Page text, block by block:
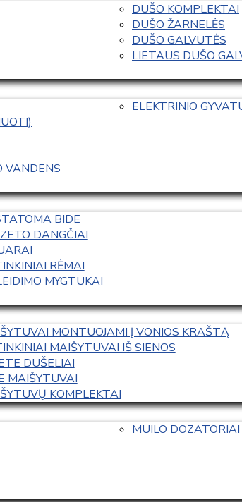
DUŠO KOMPLEKTAI
DUŠO ŽARNELĖS
DUŠO GALVUTĖS
LIETAUS DUŠO
VANDENS
ELEKTRINIO
BIDE
DANGČIAI
RĖMAI
MYGTUKAI
MONTUOJAMI Į VONIOS KRAŠTĄ
MAIŠYTUVAI IŠ SIENOS
DUŠELIAI
MAIŠYTUVAI
KOMPLEKTAI
MUILO DOZATORIAI